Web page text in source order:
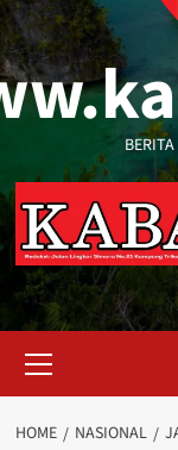
Menu
HOME NASIONAL